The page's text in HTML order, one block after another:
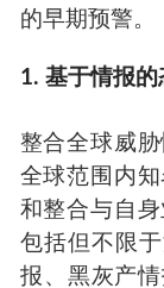
的早期预警。
1. 基于情报的
整合全球威
全球范围内
和整合与自
包括但不限
报、黑灰产